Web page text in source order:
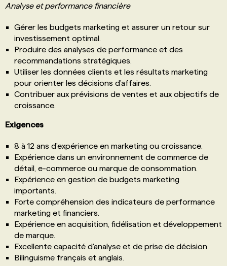
Analyse et performance financière
Gérer les budgets marketing et assurer un retour sur
investissement optimal.
Produire des analyses de performance et des
recommandations stratégiques.
Utiliser les données clients et les résultats marketing
pour orienter les décisions d'affaires.
Contribuer aux prévisions de ventes et aux objectifs de
croissance.
Exigences
8 à 12 ans d'expérience en marketing ou croissance.
Expérience dans un environnement de commerce de
détail, e-commerce ou marque de consommation.
Expérience en gestion de budgets marketing
importants.
Forte compréhension des indicateurs de performance
marketing et financiers.
Expérience en acquisition, fidélisation et développement
de marque.
Excellente capacité d'analyse et de prise de décision.
Bilinguisme français et anglais.